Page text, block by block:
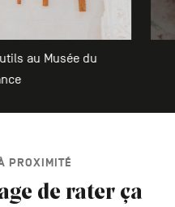
au Musée du
PROXIMITÉ
de rater ça